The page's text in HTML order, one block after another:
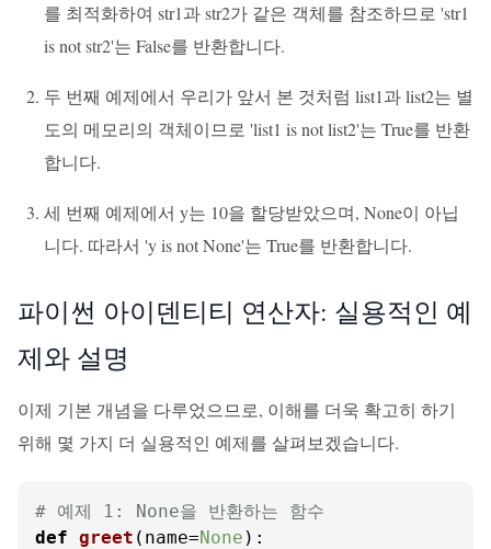
를 최적화하여 str1과 str2가 같은 객체를 참조하므로 'str1
is not str2'는 False를 반환합니다.
두 번째 예제에서 우리가 앞서 본 것처럼 list1과 list2는 별
도의 메모리의 객체이므로 'list1 is not list2'는 True를 반환
합니다.
세 번째 예제에서 y는 10을 할당받았으며, None이 아닙
니다. 따라서 'y is not None'는 True를 반환합니다.
파이썬 아이덴티티 연산자: 실용적인 예
제와 설명
이제 기본 개념을 다루었으므로, 이해를 더욱 확고히 하기
위해 몇 가지 더 실용적인 예제를 살펴보겠습니다.
# 예제 1: None을 반환하는 함수
def greet ( name=None